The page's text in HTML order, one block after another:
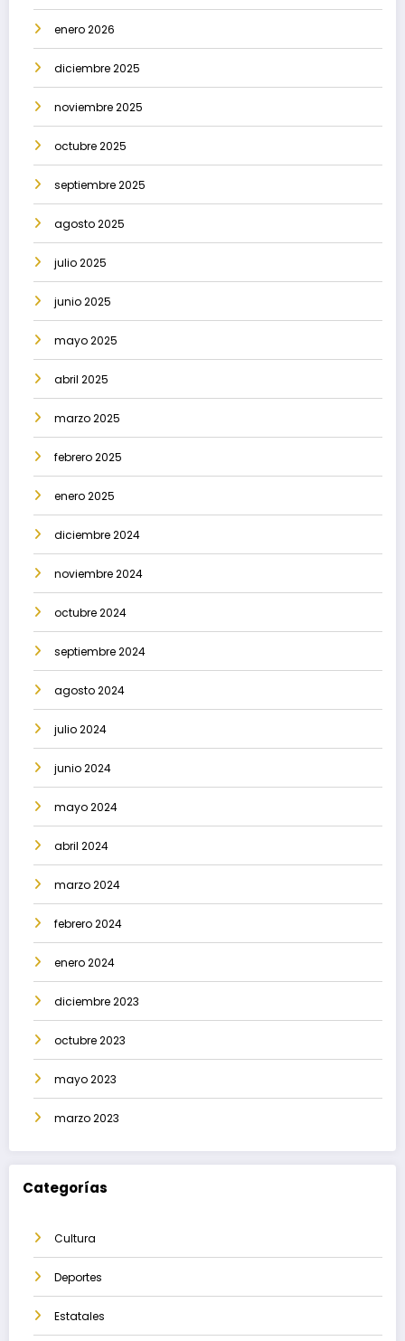
enero 2026
diciembre 2025
noviembre 2025
octubre 2025
septiembre 2025
agosto 2025
julio 2025
junio 2025
mayo 2025
abril 2025
marzo 2025
febrero 2025
enero 2025
diciembre 2024
noviembre 2024
octubre 2024
septiembre 2024
agosto 2024
julio 2024
junio 2024
mayo 2024
abril 2024
marzo 2024
febrero 2024
enero 2024
diciembre 2023
octubre 2023
mayo 2023
marzo 2023
Categorías
Cultura
Deportes
Estatales